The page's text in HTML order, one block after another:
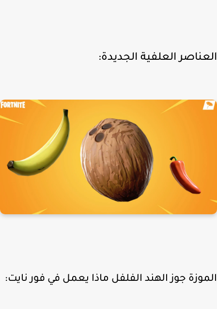
العلفية الجديدة:
جوز الهند الفلفل ماذا يعمل في فور نايت: